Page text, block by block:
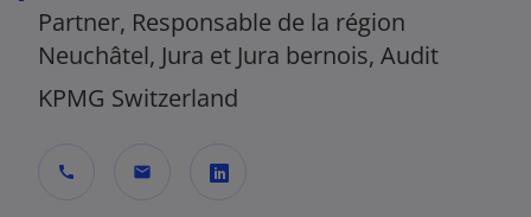
Partner, Responsable de la région
Neuchâtel, Jura et Jura bernois, Audit
KPMG Switzerland
call mail